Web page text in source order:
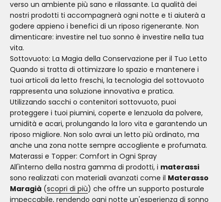
verso un ambiente più sano e rilassante. La qualità dei
nostri prodotti ti accompagnerà ogni notte e ti aiuterà a
godere appieno i benefici di un riposo rigenerante. Non
dimenticare: investire nel tuo sonno è investire nella tua
vita.
Sottovuoto: La Magia della Conservazione per il Tuo Letto
Quando si tratta di ottimizzare lo spazio e mantenere i
tuoi articoli da letto freschi, la tecnologia del sottovuoto
rappresenta una soluzione innovativa e pratica.
Utilizzando sacchi o contenitori sottovuoto, puoi
proteggere i tuoi piumini, coperte e lenzuola da polvere,
umidità e acari, prolungando la loro vita e garantendo un
riposo migliore. Non solo avrai un letto più ordinato, ma
anche una zona notte sempre accogliente e profumata.
Materassi e Topper: Comfort in Ogni Spray
All'interno della nostra gamma di prodotti, i materassi
sono realizzati con materiali avanzati come il Materasso
Maragià (scopri di più) che offre un supporto posturale
impeccabile, rendendo ogni notte un'esperienza di sonno